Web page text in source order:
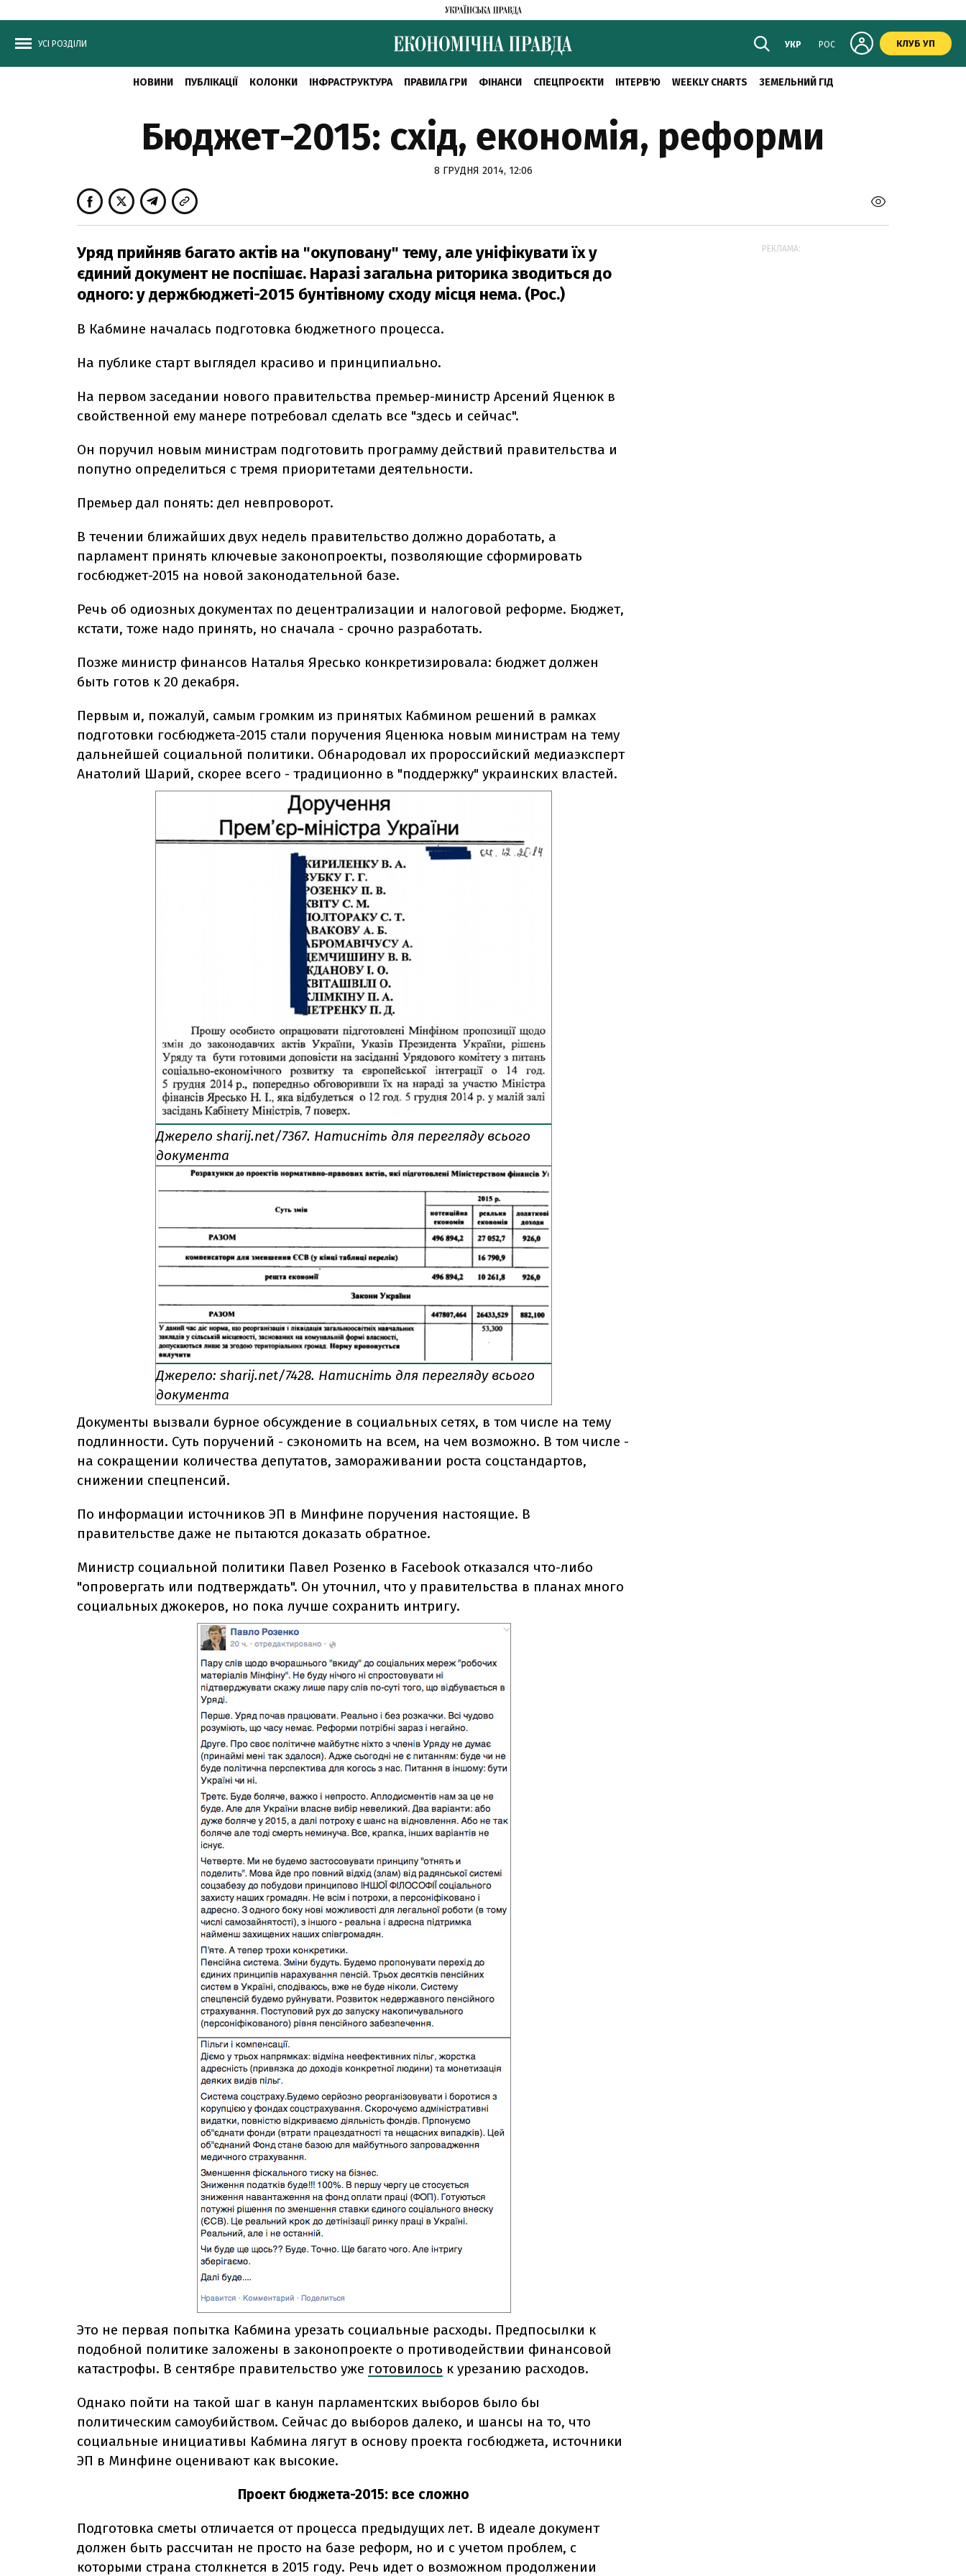
УСІ РОЗДІЛИ УКР РОС КЛУБ УП
НОВИНИ ПУБЛІКАЦІЇ КОЛОНКИ ІНФРАСТРУКТУРА ПРАВИЛА ГРИ ФІНАНСИ СПЕЦПРОЄКТИ ІНТЕРВ'Ю WEEKLY CHARTS ЗЕМЕЛЬНИЙ ГІД
Бюджет-2015: схід, економія, реформи
8 ГРУДНЯ 2014, 12:06
Уряд прийняв багато актів на "окуповану" тему, але уніфікувати їх у
єдиний документ не поспішає. Наразі загальна риторика зводиться до
одного: у держбюджеті-2015 бунтівному сходу місця нема. (Рос.)
В Кабмине началась подготовка бюджетного процесса.
На публике старт выглядел красиво и принципиально.
На первом заседании нового правительства премьер-министр Арсений Яценюк в
свойственной ему манере потребовал сделать все "здесь и сейчас".
Он поручил новым министрам подготовить программу действий правительства и
попутно определиться с тремя приоритетами деятельности.
Премьер дал понять: дел невпроворот.
В течении ближайших двух недель правительство должно доработать, а
парламент принять ключевые законопроекты, позволяющие сформировать
госбюджет-2015 на новой законодательной базе.
Речь об одиозных документах по децентрализации и налоговой реформе. Бюджет,
кстати, тоже надо принять, но сначала - срочно разработать.
Позже министр финансов Наталья Яресько конкретизировала: бюджет должен
быть готов к 20 декабря.
Первым и, пожалуй, самым громким из принятых Кабмином решений в рамках
подготовки госбюджета-2015 стали поручения Яценюка новым министрам на тему
дальнейшей социальной политики. Обнародовал их пророссийский медиаэксперт
Анатолий Шарий, скорее всего - традиционно в "поддержку" украинских властей.
Джерело sharij.net/7367. Натисніть для перегляду всього
документа
Джерело: sharij.net/7428. Натисніть для перегляду всього
документа
Документы вызвали бурное обсуждение в социальных сетях, в том числе на тему
подлинности. Суть поручений - сэкономить на всем, на чем возможно. В том числе -
на сокращении количества депутатов, замораживании роста соцстандартов,
снижении спецпенсий.
По информации источников ЭП в Минфине поручения настоящие. В
правительстве даже не пытаются доказать обратное.
Министр социальной политики Павел Розенко в Facebook отказался что-либо
"опровергать или подтверждать". Он уточнил, что у правительства в планах много
социальных джокеров, но пока лучше сохранить интригу.
Это не первая попытка Кабмина урезать социальные расходы. Предпосылки к
подобной политике заложены в законопроекте о противодействии финансовой
катастрофы. В сентябре правительство уже готовилось к урезанию расходов.
Однако пойти на такой шаг в канун парламентских выборов было бы
политическим самоубийством. Сейчас до выборов далеко, и шансы на то, что
социальные инициативы Кабмина лягут в основу проекта госбюджета, источники
ЭП в Минфине оценивают как высокие.
Проект бюджета-2015: все сложно
Подготовка cметы отличается от процесса предыдущих лет. В идеале документ
должен быть рассчитан не просто на базе реформ, но и с учетом проблем, с
которыми страна столкнется в 2015 году. Речь идет о возможном продолжении
РЕКЛАМА: